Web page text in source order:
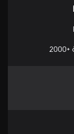
2000+